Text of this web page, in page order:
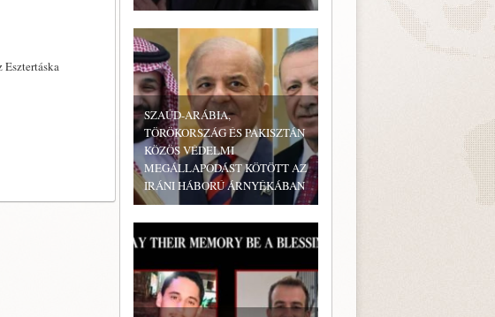
SZAÚD-ARÁBIA,
TÖRÖKORSZÁG ÉS PAKISZTÁN
KÖZÖS VÉDELMI
MEGÁLLAPODÁST KÖTÖTT AZ
IRÁNI HÁBORÚ ÁRNYÉKÁBAN